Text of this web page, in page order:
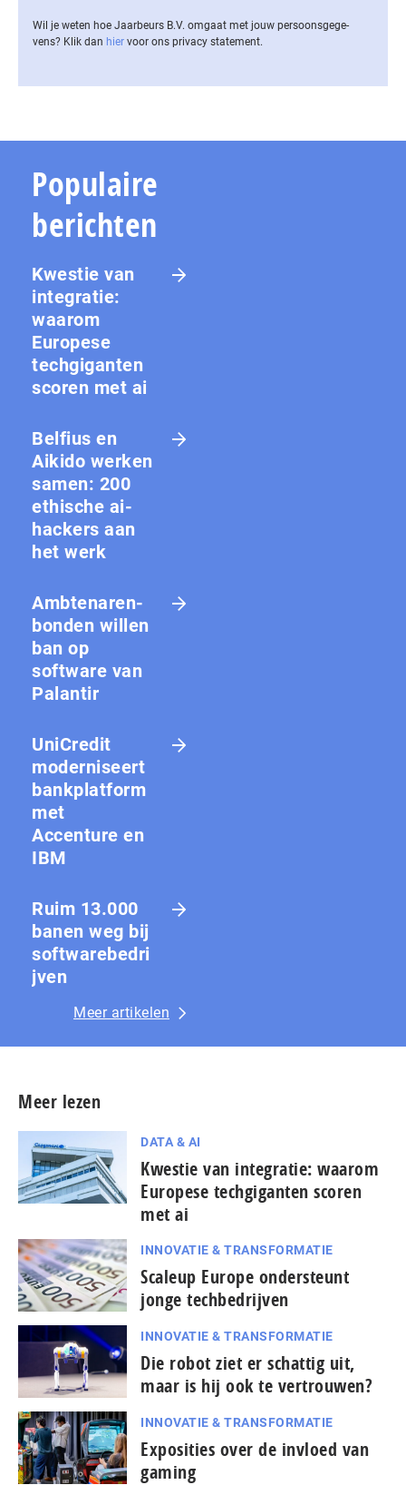
Wil je weten hoe Jaarbeurs B.V. omgaat met jouw per­soons­ge­ge­
vens? Klik dan hier voor ons privacy statement.
Populaire
berichten
Kwestie van
integratie:
waarom
Europese
techgiganten
scoren met ai
Belfius en
Aikido werken
samen: 200
ethische ai-
hackers aan
het werk
Amb­te­na­ren­
bon­den willen
ban op
software van
Palantir
UniCredit
moderniseert
bankplatform
met
Accenture en
IBM
Ruim 13.000
banen weg bij
softwarebedri
jven
Meer artikelen
Meer lezen
DATA & AI
Kwestie van integratie: waarom
Europese techgiganten scoren
met ai
INNOVATIE & TRANSFORMATIE
Scaleup Europe ondersteunt
jonge techbedrijven
INNOVATIE & TRANSFORMATIE
Die robot ziet er schattig uit,
maar is hij ook te vertrouwen?
INNOVATIE & TRANSFORMATIE
Exposities over de invloed van
gaming